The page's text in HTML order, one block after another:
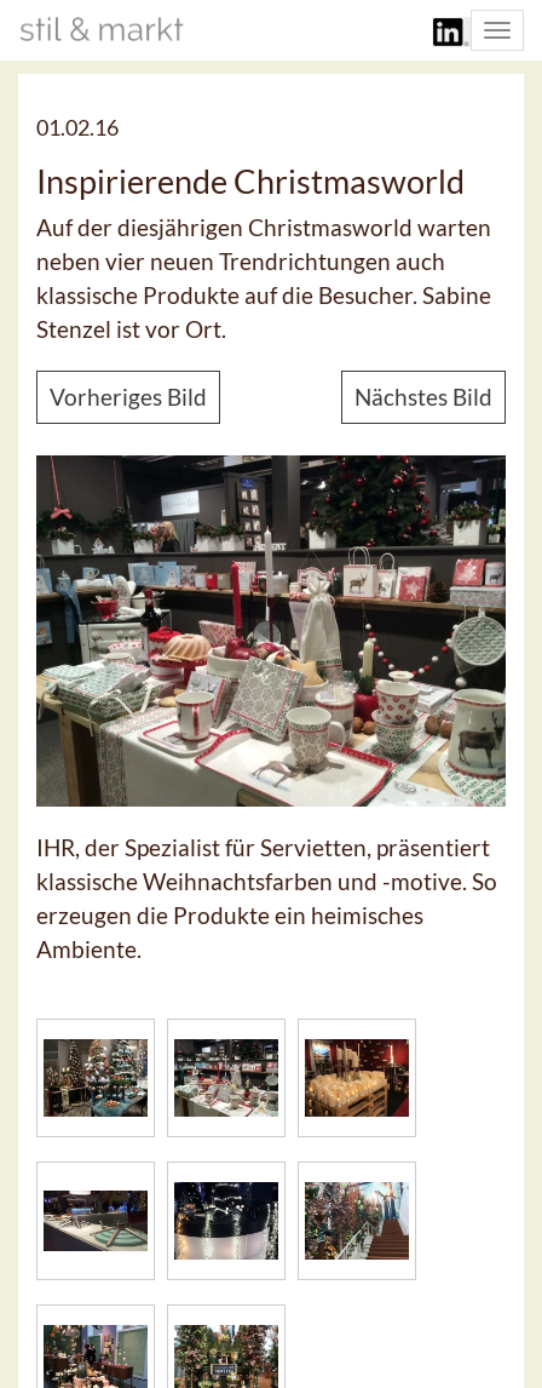
01.02.16
Inspirierende Christmasworld
Auf der diesjährigen Christmasworld warten
neben vier neuen Trendrichtungen auch
klassische Produkte auf die Besucher. Sabine
Stenzel ist vor Ort.
Vorheriges Bild Nächstes Bild
IHR, der Spezialist für Servietten, präsentiert
klassische Weihnachtsfarben und -motive. So
erzeugen die Produkte ein heimisches
Ambiente.